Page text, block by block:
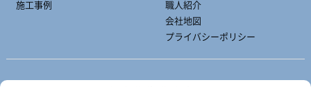
施工事例
職人紹介
会社地図
プライバシーポリシー